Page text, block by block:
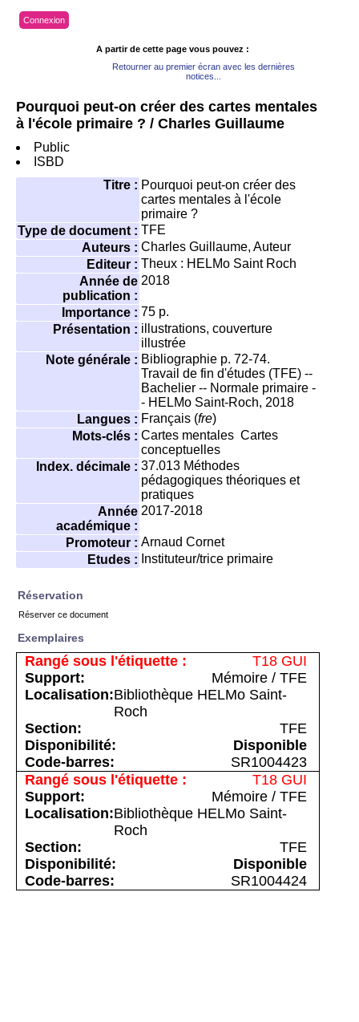
Connexion
A partir de cette page vous pouvez :
Retourner au premier écran avec les dernières
notices...
Pourquoi peut-on créer des cartes mentales
à l'école primaire ? / Charles Guillaume
Public
ISBD
Titre : Pourquoi peut-on créer des
cartes mentales à l'école
primaire ?
Type de document : TFE
Auteurs : Charles Guillaume, Auteur
Editeur : Theux : HELMo Saint Roch
Année de
publication :
2018
Importance : 75 p.
Présentation : illustrations, couverture
illustrée
Note générale : Bibliographie p. 72-74.
Travail de fin d'études (TFE) --
Bachelier -- Normale primaire -
- HELMo Saint-Roch, 2018
Langues : Français (fre)
Mots-clés : Cartes mentales Cartes
conceptuelles
Index. décimale : 37.013 Méthodes
pédagogiques théoriques et
pratiques
Année
académique :
2017-2018
Promoteur : Arnaud Cornet
Etudes : Instituteur/trice primaire
Réservation
Réserver ce document
Exemplaires
T18 GUI
Mémoire / TFE
Bibliothèque HELMo Saint-
Roch
TFE
Disponible
SR1004423
T18 GUI
Mémoire / TFE
Bibliothèque HELMo Saint-
Roch
TFE
Disponible
SR1004424